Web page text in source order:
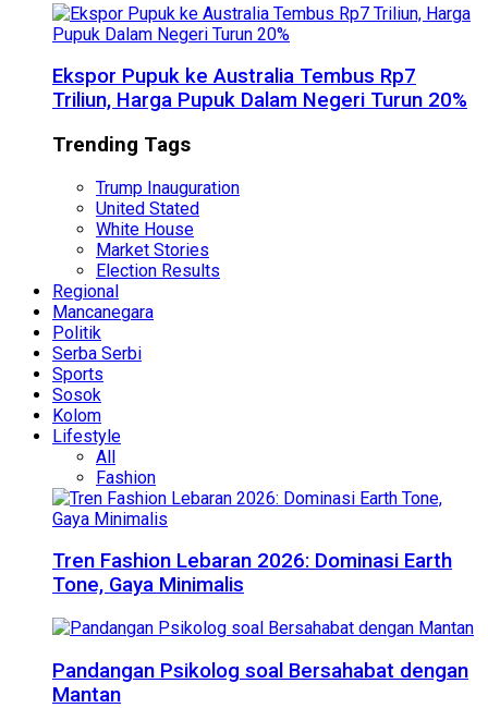
Ekspor Pupuk ke Australia Tembus Rp7
Triliun, Harga Pupuk Dalam Negeri Turun 20%
Trending Tags
Trump Inauguration
United Stated
White House
Market Stories
Election Results
Regional
Mancanegara
Politik
Serba Serbi
Sports
Sosok
Kolom
Lifestyle
All
Fashion
Tren Fashion Lebaran 2026: Dominasi Earth
Tone, Gaya Minimalis
Pandangan Psikolog soal Bersahabat dengan
Mantan